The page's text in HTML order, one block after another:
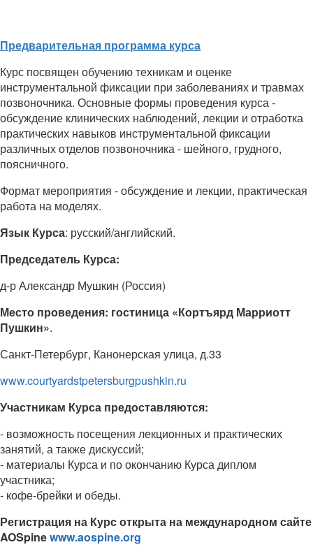
Предварительная программа курса
Курс посвящен обучению техникам и оценке
инструментальной фиксации при заболеваниях и травмах
позвоночника. Основные формы проведения курса -
обсуждение клинических наблюдений, лекции и отработка
практических навыков инструментальной фиксации
различных отделов позвоночника - шейного, грудного,
поясничного.
Формат мероприятия - обсуждение и лекции, практическая
работа на моделях.
Язык Курса: русский/английский.
Председатель Курса:
д-р Александр Мушкин (Россия)
Место проведения: гостиница «Кортъярд Марриотт
Пушкин».
Санкт-Петербург, Канонерская улица, д.33
www.courtyardstpetersburgpushkin.ru
Участникам Курса предоставляются:
- возможность посещения лекционных и практических
занятий, а также дискуссий;
- материалы Курса и по окончанию Курса диплом
участника;
- кофе-брейки и обеды.
Регистрация на Курс открыта на международном сайте
AOSpinewww.aospine.org